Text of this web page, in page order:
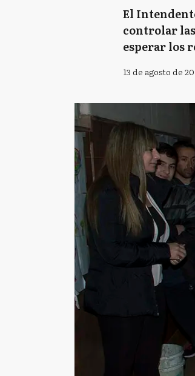
El
controlar
esperar los
13 de agosto de